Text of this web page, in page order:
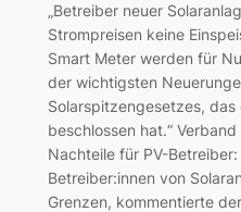
„Betreiber neuer
Strompreisen keine
Smart Meter werden für
der wichtigsten
Solarspitzengesetzes,
beschlossen hat.“
Nachteile für PV-
Betreiber:innen von
Grenzen, kommentierte